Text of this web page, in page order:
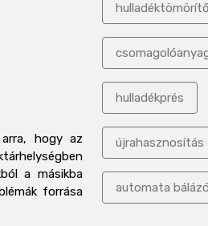
arra, hogy az
a másikba
forrása
hulladéktömörítő
hulladékprés
újrahasznosítás
automata